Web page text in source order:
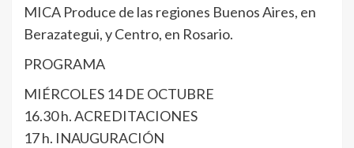
MICA Produce de las regiones Buenos Aires, en
Berazategui, y Centro, en Rosario.
PROGRAMA
MIÉRCOLES 14 DE OCTUBRE
16.30 h. ACREDITACIONES
17 h. INAUGURACIÓN